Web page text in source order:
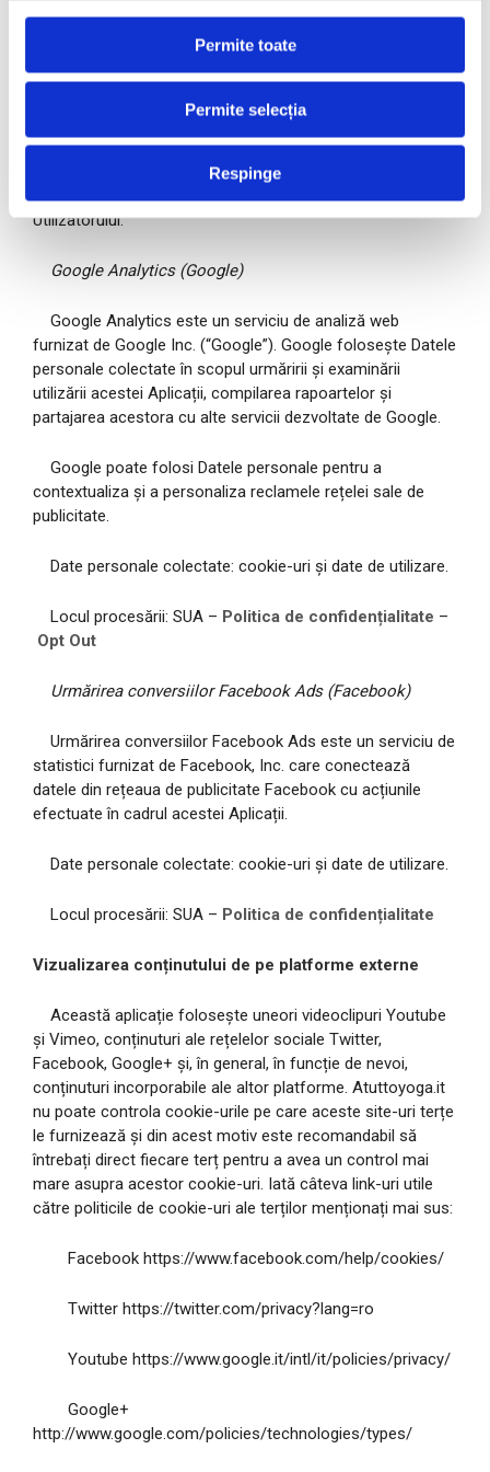
Permite toate
Permite selecția
Respinge
folosească Cookie-ul Doubleclick dezactivându-l:
google.com/settings/ads/onweb/optout?hl=it.
Serviciile cuprinse în această secțiune permit Controlorului
de date să monitorizeze și să analizeze datele de trafic și
sunt utilizate pentru a ține evidența comportamentului
Utilizatorului.
Google Analytics (Google)
Google Analytics este un serviciu de analiză web
furnizat de Google Inc. (“Google”). Google folosește Datele
personale colectate în scopul urmăririi și examinării
utilizării acestei Aplicații, compilarea rapoartelor și
partajarea acestora cu alte servicii dezvoltate de Google.
Google poate folosi Datele personale pentru a
contextualiza și a personaliza reclamele rețelei sale de
publicitate.
Date personale colectate: cookie-uri și date de utilizare.
Locul procesării: SUA – Politica de confidențialitate –
Opt Out
Urmărirea conversiilor Facebook Ads (Facebook)
Urmărirea conversiilor Facebook Ads este un serviciu de
statistici furnizat de Facebook, Inc. care conectează
datele din rețeaua de publicitate Facebook cu acțiunile
efectuate în cadrul acestei Aplicații.
Date personale colectate: cookie-uri și date de utilizare.
Locul procesării: SUA – Politica de confidențialitate
Vizualizarea conținutului de pe platforme externe
Această aplicație folosește uneori videoclipuri Youtube
și Vimeo, conținuturi ale rețelelor sociale Twitter,
Facebook, Google+ și, în general, în funcție de nevoi,
conținuturi incorporabile ale altor platforme. Atuttoyoga.it
nu poate controla cookie-urile pe care aceste site-uri terțe
le furnizează și din acest motiv este recomandabil să
întrebați direct fiecare terț pentru a avea un control mai
mare asupra acestor cookie-uri. Iată câteva link-uri utile
către politicile de cookie-uri ale terților menționați mai sus:
Facebook https://www.facebook.com/help/cookies/
Twitter https://twitter.com/privacy?lang=ro
Youtube https://www.google.it/intl/it/policies/privacy/
Google+
http://www.google.com/policies/technologies/types/